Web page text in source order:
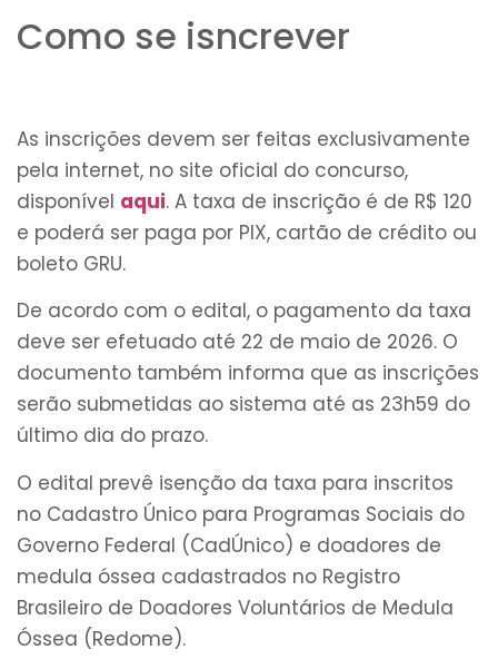
Como se isncrever
As inscrições devem ser feitas exclusivamente
pela internet, no site oficial do concurso,
disponível aqui. A taxa de inscrição é de R$ 120
e poderá ser paga por PIX, cartão de crédito ou
boleto GRU.
De acordo com o edital, o pagamento da taxa
deve ser efetuado até 22 de maio de 2026. O
documento também informa que as inscrições
serão submetidas ao sistema até as 23h59 do
último dia do prazo.
O edital prevê isenção da taxa para inscritos
no Cadastro Único para Programas Sociais do
Governo Federal (CadÚnico) e doadores de
medula óssea cadastrados no Registro
Brasileiro de Doadores Voluntários de Medula
Óssea (Redome).